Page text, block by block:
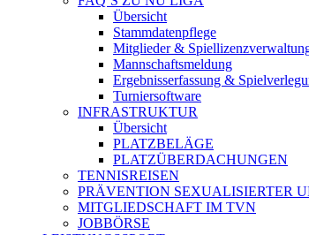
Übersicht
Stammdatenpflege
Mitglieder &
Mannschaftsmeldung
Ergebnisserfassung &
Turniersoftware
INFRASTRUKTUR
Übersicht
PLATZBELÄGE
PLATZÜBERDACHUNGEN
TENNISREISEN
PRÄVENTION SEXUALISIERTER
MITGLIEDSCHAFT IM TVN
JOBBÖRSE